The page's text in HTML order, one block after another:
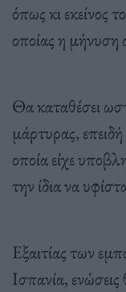
όπως κι εκείνος
οποίας η μήνυση
Θα καταθέσει
μάρτυρας,
οποία είχε
την ίδια να
Εξαιτίας των
Ισπανία,